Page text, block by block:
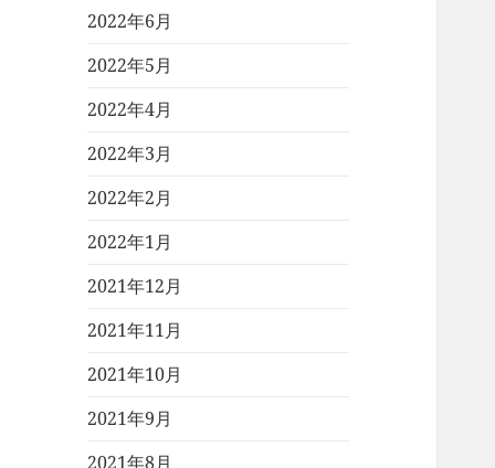
2022年6月
2022年5月
2022年4月
2022年3月
2022年2月
2022年1月
2021年12月
2021年11月
2021年10月
2021年9月
2021年8月